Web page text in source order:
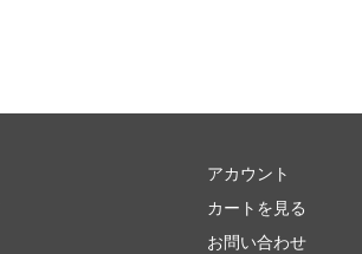
アカウント
カートを見る
お問い合わせ